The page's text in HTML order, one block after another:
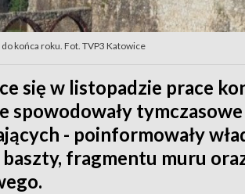
końca roku. Fot. TVP3 Katowice
się w listopadzie prace
spowodowały
- poinformowały
fragmentu muru